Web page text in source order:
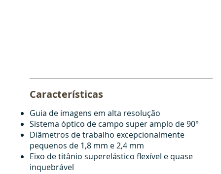
Características
Guia de imagens em alta resolução
Sistema óptico de campo super amplo de 90°
Diâmetros de trabalho excepcionalmente
pequenos de 1,8 mm e 2,4 mm
Eixo de titânio superelástico flexível e quase
inquebrável